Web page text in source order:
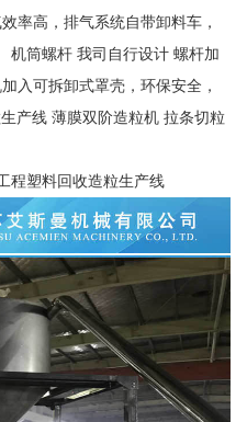
率高，排气系统自带卸料车，
机筒螺杆 我司自行设计 螺杆加
入可拆卸式罩壳，环保安全，
产线 薄膜双阶造粒机 拉条切粒
程塑料回收造粒生产线